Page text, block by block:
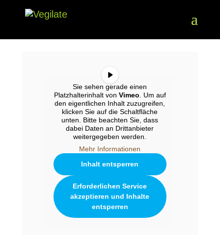
Sie sehen gerade einen
Platzhalterinhalt von Vimeo . Um auf
den eigentlichen Inhalt zuzugreifen,
klicken Sie auf die Schaltfläche
unten. Bitte beachten Sie, dass
dabei Daten an Drittanbieter
weitergegeben werden.
Mehr Informationen
Inhalt entsperren
Erforderlichen Service
akzeptieren und Inhalte
entsperren